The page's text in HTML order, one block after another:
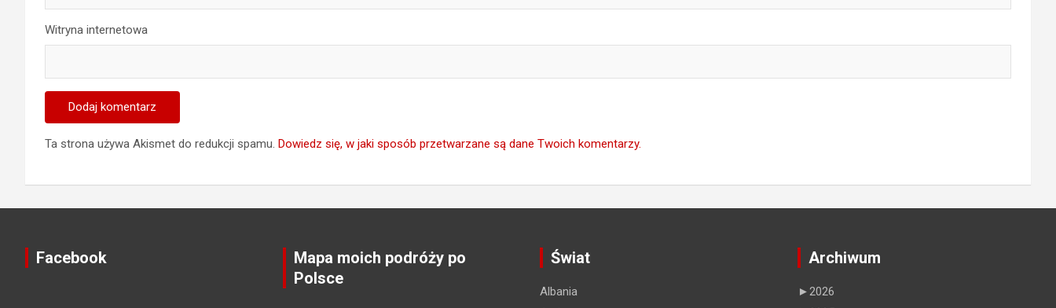
Witryna internetowa
Ta strona używa Akismet do redukcji spamu. Dowiedz się, w jaki sposób przetwarzane są dane Twoich komentarzy.
Facebook
Mapa moich podróży po
Polsce
Świat
Albania
Archiwum
►2026